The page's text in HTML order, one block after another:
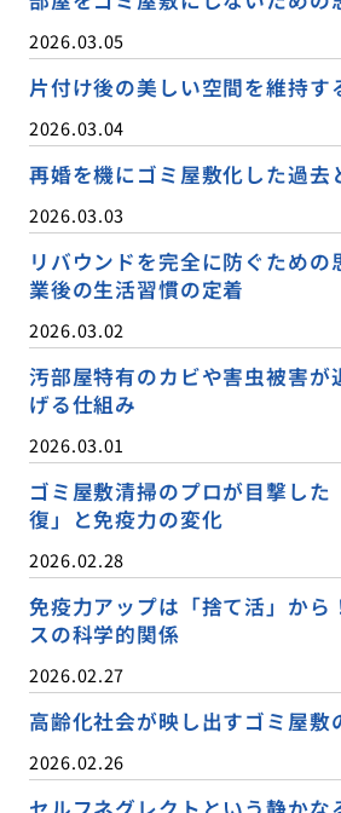
2026.03.05
片付け後の美しい空間を維持す
2026.03.04
再婚を機にゴミ屋敷化した過去
2026.03.03
リバウンドを完全に防ぐための
業後の生活習慣の定着
2026.03.02
汚部屋特有のカビや害虫被害が
げる仕組み
2026.03.01
ゴミ屋敷清掃のプロが目撃した
復」と免疫力の変化
2026.02.28
免疫力アップは「捨て活」から
スの科学的関係
2026.02.27
高齢化社会が映し出すゴミ屋敷
2026.02.26